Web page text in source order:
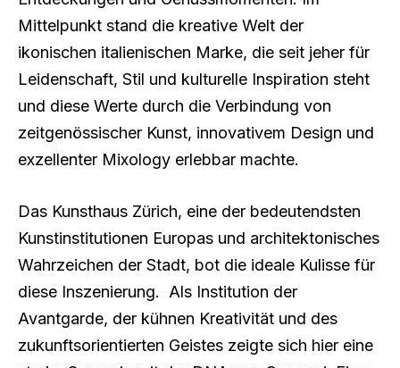
Mittelpunkt stand die kreative Welt der
ikonischen italienischen Marke, die seit jeher für
Leidenschaft, Stil und kulturelle Inspiration steht
und diese Werte durch die Verbindung von
zeitgenössischer Kunst, innovativem Design und
exzellenter Mixology erlebbar machte.
Das Kunsthaus Zürich, eine der bedeutendsten
Kunstinstitutionen Europas und architektonisches
Wahrzeichen der Stadt, bot die ideale Kulisse für
diese Inszenierung. Als Institution der
Avantgarde, der kühnen Kreativität und des
zukunftsorientierten Geistes zeigte sich hier eine